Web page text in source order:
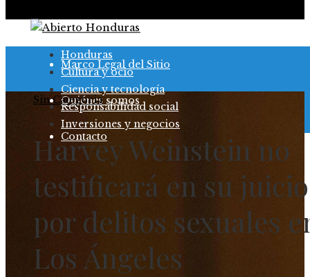
Política de Privacidad
Marco Legal del Sitio
Quiénes somos
Contacto
Honduras
Cultura y ocio
Ciencia y tecnología
Responsabilidad social
Inversiones y negocios
Sin Categoria
Harvey Weinstein no
testificará en su juicio
por delitos sexuales
Los Ángeles